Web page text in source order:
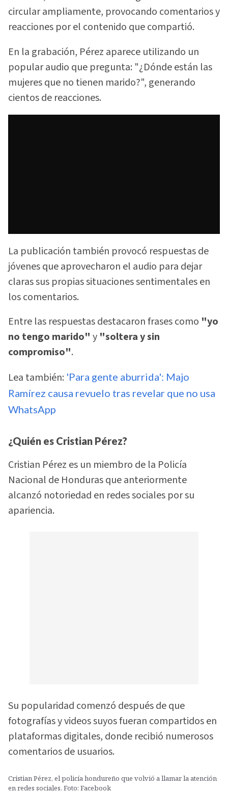
circular ampliamente, provocando comentarios y
reacciones por el contenido que compartió.
En la grabación, Pérez aparece utilizando un
popular audio que pregunta: "¿Dónde están las
mujeres que no tienen marido?", generando
cientos de reacciones.
La publicación también provocó respuestas de
jóvenes que aprovecharon el audio para dejar
claras sus propias situaciones sentimentales en
los comentarios.
Entre las respuestas destacaron frases como "yo
no tengo marido" y "soltera y sin
compromiso".
Lea también: 'Para gente aburrida': Majo
Ramírez causa revuelo tras revelar que no usa
WhatsApp
¿Quién es Cristian Pérez?
Cristian Pérez es un miembro de la Policía
Nacional de Honduras que anteriormente
alcanzó notoriedad en redes sociales por su
apariencia.
Su popularidad comenzó después de que
fotografías y videos suyos fueran compartidos en
plataformas digitales, donde recibió numerosos
comentarios de usuarios.
Cristian Pérez, el policía hondureño que volvió a llamar la atención
en redes sociales. Foto: Facebook